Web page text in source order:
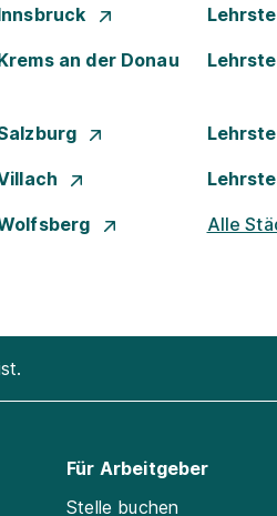
an der Donau
Alle
Für Arbeitgeber
Stelle buchen